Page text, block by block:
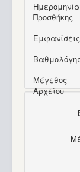
Ημερομηνία
Προσθήκης
Εμφανίσεις
Μέγεθος
Αρχείου